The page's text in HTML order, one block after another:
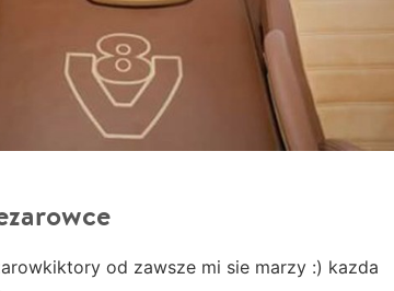
od zawsze mi sie marzy :) kazda